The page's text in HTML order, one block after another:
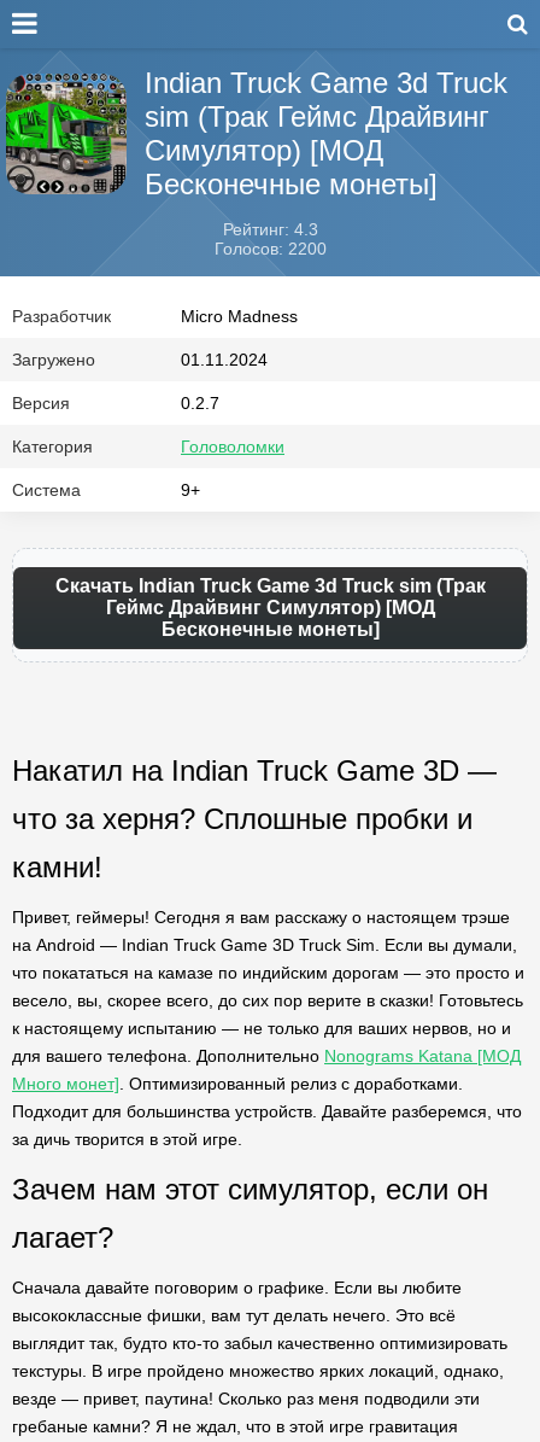
Indian Truck Game 3d Truck
sim (Трак Геймс Драйвинг
Симулятор) [МОД
Бесконечные монеты]
Рейтинг: 4.3
Голосов: 2200
Разработчик Micro Madness
Загружено 01.11.2024
Версия 0.2.7
Категория Головоломки
Система 9+
Скачать Indian Truck Game 3d Truck sim (Трак
Геймс Драйвинг Симулятор) [МОД
Бесконечные монеты]
Накатил на Indian Truck Game 3D —
что за херня? Сплошные пробки и
камни!
Привет, геймеры! Сегодня я вам расскажу о настоящем трэше
на Android — Indian Truck Game 3D Truck Sim. Если вы думали,
что покататься на камазе по индийским дорогам — это просто и
весело, вы, скорее всего, до сих пор верите в сказки! Готовьтесь
к настоящему испытанию — не только для ваших нервов, но и
для вашего телефона. Дополнительно Nonograms Katana [МОД
Много монет] . Оптимизированный релиз с доработками.
Подходит для большинства устройств. Давайте разберемся, что
за дичь творится в этой игре.
Зачем нам этот симулятор, если он
лагает?
Сначала давайте поговорим о графике. Если вы любите
высококлассные фишки, вам тут делать нечего. Это всё
выглядит так, будто кто-то забыл качественно оптимизировать
текстуры. В игре пройдено множество ярких локаций, однако,
везде — привет, паутина! Сколько раз меня подводили эти
гребаные камни? Я не ждал, что в этой игре гравитация